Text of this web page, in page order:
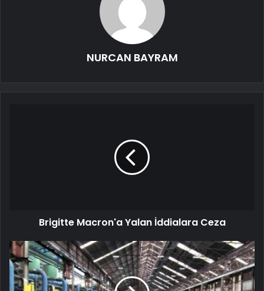
NURCAN BAYRAM
Brigitte Macron'a Yalan İddialara Ceza